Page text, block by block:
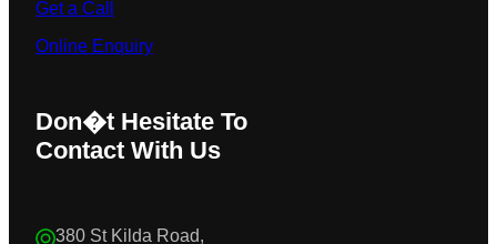
Get a Call
Online Enquiry
Don�t Hesitate To
Contact With Us
380 St Kilda Road,